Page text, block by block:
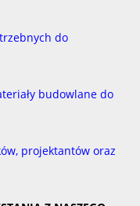
do
budowlane do
projektantów oraz